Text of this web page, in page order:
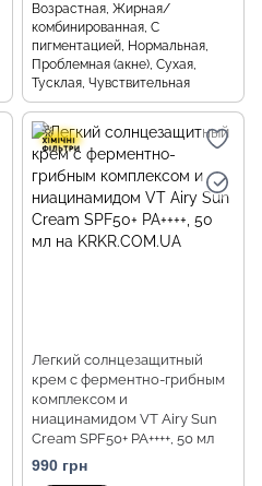
Возрастная, Жирная/
комбинированная, С
пигментацией, Нормальная,
Проблемная (акне), Сухая,
Тусклая, Чувствительная
Легкий солнцезащитный
крем с ферментно-грибным
комплексом и
ниацинамидом VT Airy Sun
Cream SPF50+ PA++++, 50 мл
990 грн